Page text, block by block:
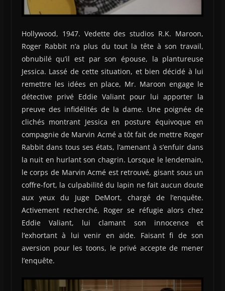
Hollywood, 1947. Vedette des studios R.K. Maroon,
Roger Rabbit n’a plus du tout la tête à son travail,
obnubilé qu’il est par son épouse, la plantureuse
Jessica. Lassé de cette situation, et bien décidé à lui
remettre les idées en place, Mr. Maroon engage le
détective privé Eddie Valiant pour lui apporter la
preuve des infidélités de la dame. Une poignée de
clichés montrant Jessica en posture équivoque en
compagnie de Marvin Acmé a tôt fait de mettre Roger
Rabbit dans tous ses états, l’amenant à s’enfuir dans
la nuit en hurlant son chagrin. Lorsque le lendemain,
le corps de Marvin Acmé est retrouvé, gisant sous un
coffre-fort, la culpabilité du lapin ne fait aucun doute
aux yeux du Juge DeMort, chargé de l’enquête.
Activement recherché, Roger se réfugie alors chez
Eddie Valiant, lui clamant son innocence et
l’exhortant à lui venir en aide. Faisant fi de son
aversion pour les toons, le privé accepte de mener
l’enquête.